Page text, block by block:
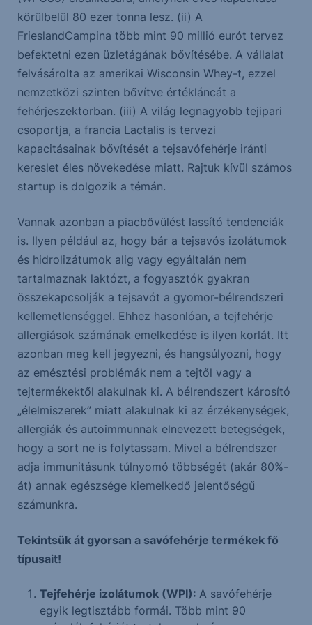
körülbelül 80 ezer tonna lesz. (ii) A
FrieslandCampina több mint 90 millió eurót tervez
befektetni ezen üzletágának bővítésébe. A vállalat
felvásárolta az amerikai Wisconsin Whey-t, ezzel
nemzetközi szinten bővítve értékláncát a
fehérjeszektorban. (iii) A világ legnagyobb tejipari
csoportja, a francia Lactalis is tervezi
kapacitásainak bővítését a tejsavófehérje iránti
kereslet éles növekedése miatt. Rajtuk kívül számos
startup is dolgozik a témán.
Vannak azonban a piacbővülést lassító tendenciák
is. Ilyen például az, hogy bár a tejsavós izolátumok
és hidrolizátumok alig vagy egyáltalán nem
tartalmaznak laktózt, a fogyasztók gyakran
összekapcsolják a tejsavót a gyomor-bélrendszeri
kellemetlenséggel. Ehhez hasonlóan, a tejfehérje
allergiások számának emelkedése is ilyen korlát. Itt
azonban meg kell jegyezni, és hangsúlyozni, hogy
az emésztési problémák nem a tejtől vagy a
tejtermékektől alakulnak ki. A bélrendszert károsító
„élelmiszerek” miatt alakulnak ki az érzékenységek,
allergiák és autoimmunnak elnevezett betegségek,
hogy a sort ne is folytassam. Mivel a bélrendszer
adja immunitásunk túlnyomó többségét (akár 80%-
át) annak egészsége kiemelkedő jelentőségű
számunkra.
Tekintsük át gyorsan a savófehérje termékek fő
típusait!
Tejfehérje izolátumok (WPI): A savófehérje
egyik legtisztább formái. Több mint 90